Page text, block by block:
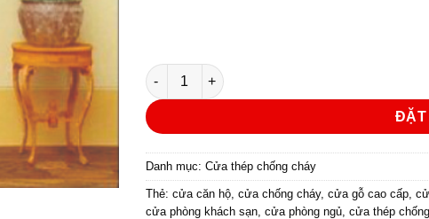
CỬA THÉP CHỐNG CHÁY MẪU P1-G1B số lượng
ĐẶT
Danh mục: Cửa thép chống cháy
Thẻ: cửa căn hộ, cửa chống cháy, cửa gỗ cao cấp,
cửa phòng khách sạn, cửa phòng ngủ, cửa thép